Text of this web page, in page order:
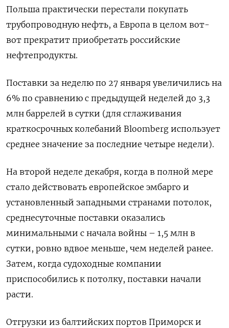
Польша практически перестали покупать
трубопроводную нефть, а Европа в целом вот-
вот прекратит приобретать российские
нефтепродукты.
Поставки за неделю по 27 января увеличились на
6% по сравнению с предыдущей неделей до 3,3
млн баррелей в сутки (для сглаживания
краткосрочных колебаний Bloomberg использует
среднее значение за последние четыре недели).
На второй неделе декабря, когда в полной мере
стало действовать европейское эмбарго и
установленный западными странами потолок,
среднесуточные поставки оказались
минимальными с начала войны – 1,5 млн в
сутки, ровно вдвое меньше, чем неделей ранее.
Затем, когда судоходные компании
приспособились к потолку, поставки начали
расти.
Отгрузки из балтийских портов Приморск и